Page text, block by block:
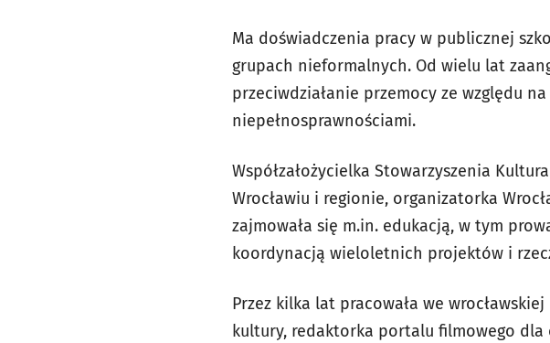
Ma doświadczenia pracy w publicznej
grupach nieformalnych. Od wielu lat
przeciwdziałanie przemocy ze względu na
niepełnosprawnościami.
Współzałożycielka Stowarzyszenia
Wrocławiu i regionie, organizatorka
zajmowała się m.in. edukacją, w tym
koordynacją wieloletnich projektów i
Przez kilka lat pracowała we
kultury, redaktorka portalu filmowego